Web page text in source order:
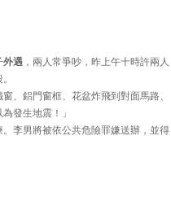
外遇 ，兩人常爭吵，昨上午十時許兩人
、鋁門窗框、花盆炸飛到對面馬路、
發生地震！」
李男將被依公共危險罪嫌送辦，並得